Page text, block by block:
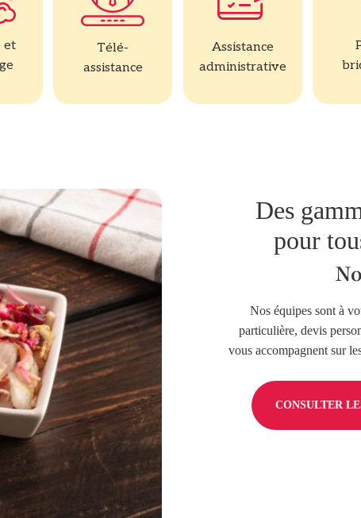
et
Télé-
assistance
Assistance
administrative
Des
pour
Nos équipes sont à
particulière, devis
vous accompagnent sur
CONSULTER